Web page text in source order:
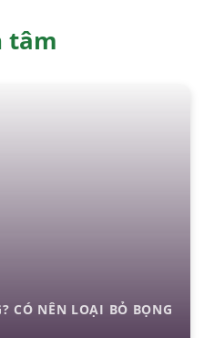
tâm
CÓ NÊN LOẠI BỎ BỌNG